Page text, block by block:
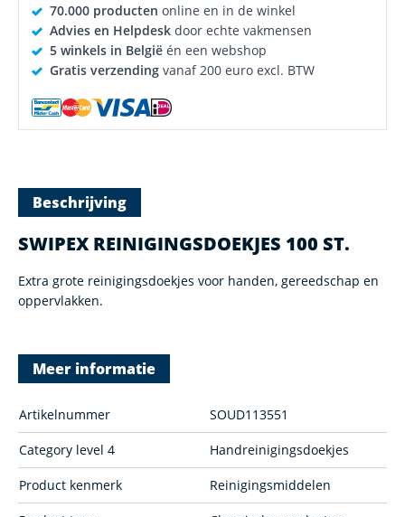
70.000 producten online en in de winkel
Advies en Helpdesk door echte vakmensen
5 winkels in België én een webshop
Gratis verzending vanaf 200 euro excl. BTW
Beschrijving
SWIPEX REINIGINGSDOEKJES 100 ST.
Extra grote reinigingsdoekjes voor handen, gereedschap en
oppervlakken.
Meer informatie
Artikelnummer SOUD113551
Category level 4 Handreinigingsdoekjes
Product kenmerk Reinigingsmiddelen